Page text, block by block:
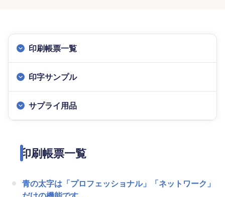
印刷帳票一覧
印字サンプル
サプライ用品
印刷帳票一覧
青の太字は「プロフェッショナル」「ネットワーク」